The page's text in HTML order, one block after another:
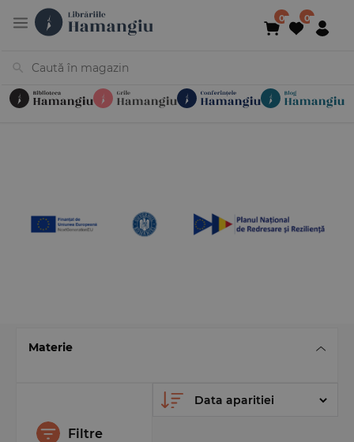
Materie
Filtre